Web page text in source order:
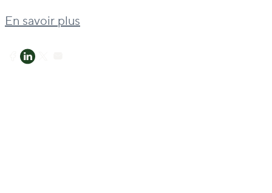
En savoir plus